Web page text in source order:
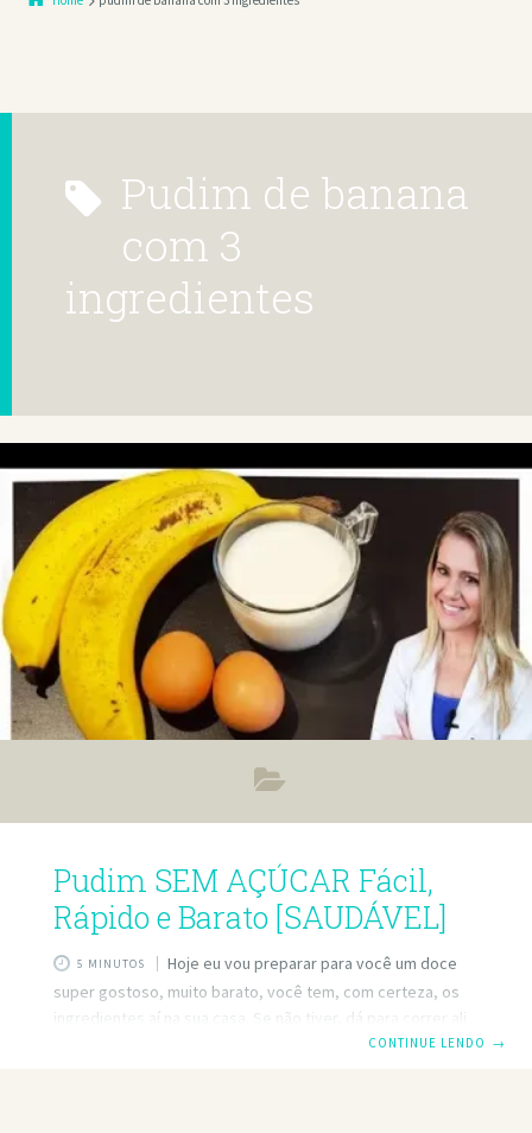
pudim de banana
com 3
ingredientes
Pudim SEM AÇÚCAR Fácil,
Rápido e Barato [SAUDÁVEL]
5 MINUTOS
Hoje eu vou preparar para você um doce
super gostoso, muito barato, você tem, com certeza, os
ingredientes aí na sua casa. Se não tiver, dá para correr ali
rapidinho e comprar, porque os ingredientes são super
CONTINUE LENDO →